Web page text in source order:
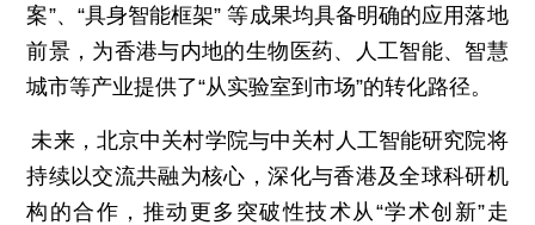
案”、“具身智能框架” 等成果均具备明确的应用落地
前景，为香港与内地的生物医药、人工智能、智慧
城市等产业提供了“从实验室到市场”的转化路径。
未来，北京中关村学院与中关村人工智能研究院将
持续以交流共融为核心，深化与香港及全球科研机
构的合作，推动更多突破性技术从“学术创新”走